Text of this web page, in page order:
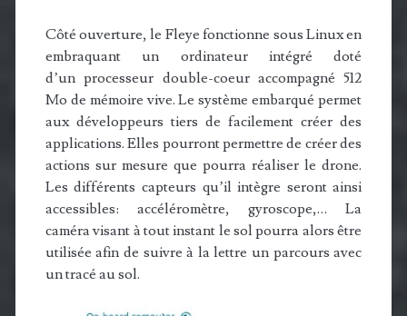
Côté ouverture, le Fleye fonctionne sous Linux en
embraquant un ordinateur intégré
doté
d’un processeur double-coeur accompagné 512
Mo de mémoire vive. Le système embarqué permet
aux développeurs tiers de facilement créer des
applications. Elles pourront permettre de créer des
actions sur mesure que pourra réaliser le drone.
Les différents capteurs qu’il intègre seront ainsi
accessibles: accéléromètre, gyroscope,… La
caméra visant à tout instant le sol pourra alors être
utilisée afin de suivre à la lettre un parcours avec
un tracé au sol.